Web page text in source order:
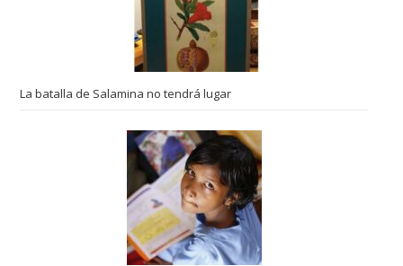
La batalla de Salamina no tendrá lugar